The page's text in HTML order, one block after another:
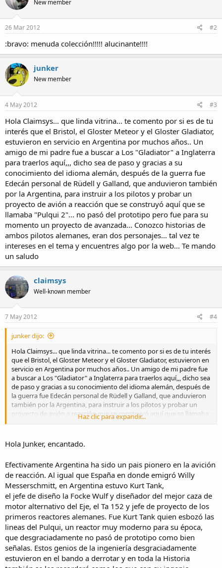
New member
26 Mar 2012 #2
:bravo: menuda colección!!!!! alucinante!!!!
junker
New member
4 May 2012 #3
Hola Claimsys... que linda vitrina... te comento por si es de tu
interés que el Bristol, el Gloster Meteor y el Gloster Gladiator,
estuvieron en servicio en Argentina por muchos años.. Un
amigo de mi padre fue a buscar a Los "Gladiator" a Inglaterra
para traerlos aquí,,, dicho sea de paso y gracias a su
conocimiento del idioma alemán, después de la guerra fue
Edecán personal de Rüdell y Galland, que anduvieron también
por la Argentina, para instruir a los pilotos y probar un
proyecto de avión a reacción que se construyó aquí que se
llamaba "Pulqui 2"... no pasó del prototipo pero fue para su
momento un proyecto de avanzada... Conozco historias de
ambos pilotos alemanes, eran dos personajes... tal vez te
intereses en el tema y encuentres algo por la web... Te mando
un saludo
claimsys
Well-known member
7 May 2012 #4
junker dijo:
Hola Claimsys... que linda vitrina... te comento por si es de tu interés
que el Bristol, el Gloster Meteor y el Gloster Gladiator, estuvieron en
servicio en Argentina por muchos años.. Un amigo de mi padre fue
a buscar a Los "Gladiator" a Inglaterra para traerlos aquí,,, dicho sea
de paso y gracias a su conocimiento del idioma alemán, después de
la guerra fue Edecán personal de Rüdell y Galland, que anduvieron
también por la Argentina, para instruir a los pilotos y probar un
proyecto de avión a reacción que se construyó aquí que se llamaba
"Pulqui 2"... no pasó del prototipo pero fue para su momento un
alemanes, eran dos personajes... tal vez te intereses en el tema y
encuentres algo por la web... Te mando un saludo
Haz clic para expandir...
Hola Junker, encantado.
Efectivamente Argentina ha sido un pais pionero en la avición
de reacción. Al igual que España en donde emigró Willy
Messerschmitt, en Argentina estuvo Kurt Tank,
el jefe de diseño la Focke Wulf y diseñador del mejor caza de
motor alternativo del Eje, el Ta 152 y jefe de proyecto de los
primeros reactores alemanes. Fue Kurt Tank quien esbozó las
lineas del Pulqui, un reactor muy moderno para su época,
que desgraciadamente no pasó de prototipo como bien
señalas. Estos genios de la ingeniería desgraciadamente
estuvieron en el bando a derrotar y en toda la Historia